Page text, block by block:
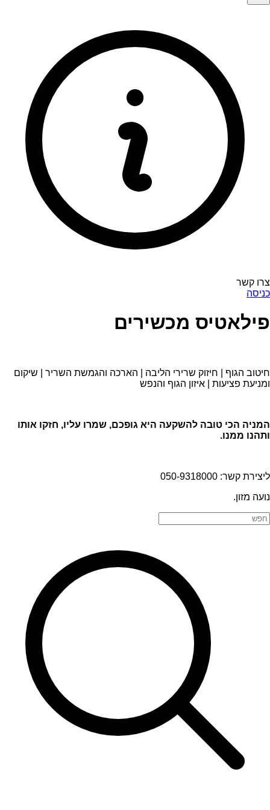
צרו קשר
כניסה
פילאטיס מכשירים
חיטוב הגוף | חיזוק שרירי הליבה | הארכה והגמשת השריר | שיקום
ומניעת פציעות | איזון הגוף והנפש
המניה הכי טובה להשקעה היא גופכם, שמרו עליו, חזקו אותו
ותהנו ממנו.
ליצירת קשר: 050-9318000
נועה מזון.